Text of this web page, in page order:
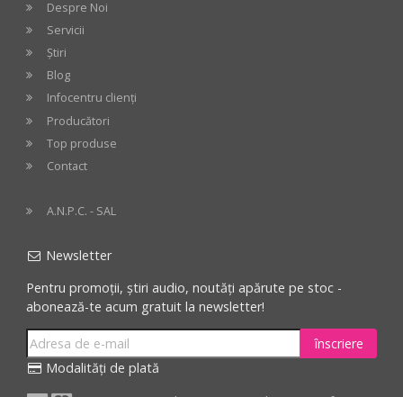
Despre Noi
Servicii
Știri
Blog
Infocentru clienți
Producători
Top produse
Contact
A.N.P.C. - SAL
Newsletter
Pentru promoții, știri audio, noutăți apărute pe stoc -
abonează-te acum gratuit la newsletter!
înscriere
Modalități de plată